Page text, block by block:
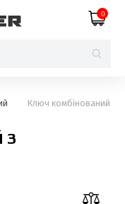
0
Ключ комбінований з
З